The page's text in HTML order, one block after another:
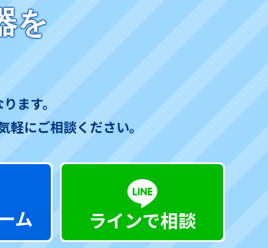
を
ます。
にご相談ください。
ム ラインで相談